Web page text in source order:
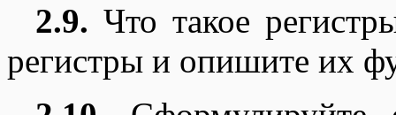
2.9. Что такое
регистры и опишите их